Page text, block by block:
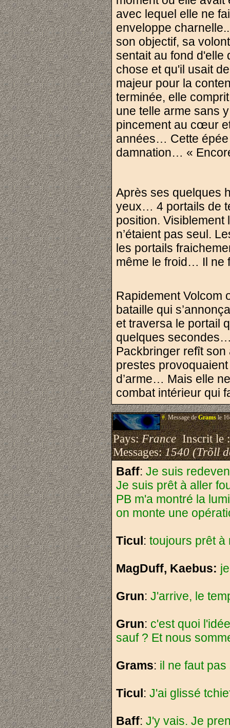
avec lequel elle ne
enveloppe
son objectif, sa
sentait au fond d'elle
chose et qu'il usait
majeur pour la
terminée, elle
une telle arme sans
pincement au cœur
années… Cette épée
damnation… «
Après ses quelques
yeux… 4 portails de
position.
n’étaient pas seul.
les portails
même le froid… Il ne
Rapidement Volcom
bataille qui
et traversa le portail
quelques
Packbringer refît son
prestes
d’arme… Mais elle
combat intérieur qui
#.Message deGramsle
Pays:FranceInscrit le
Messages:1540 (Trõll
Baff: Je suis
Je suis prêt à aller
PB m'a montré la
on monte une
Ticul: toujours prêt à
MagDuff, Kaebus:
Grun: J'arrive, le
Grun: c'est quoi
sauf ? Et nous
Grams: il ne faut
Ticul: J'ai glissé
Baff: J'y vais. Je